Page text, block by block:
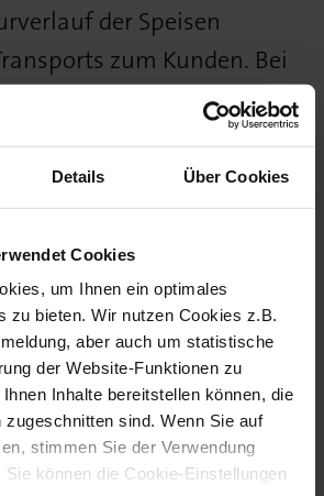
Details Über Cookies
Cookies
um Ihnen ein optimales
zu bieten. Wir nutzen Cookies z.B.
aber auch um statistische
der Website-Funktionen zu
Inhalte bereitstellen können, die
sind. Wenn Sie auf
stimmen Sie der Verwendung
können die Cookie-Einstellungen
der Speisen
zum Kunden. Bei
kann der Anwender somit
Dabei kann das System
eingerichtet
Daten sind bis
einheitlich und
verfügbar sowie bei
abrufbar. Eine
entfällt also.
finden Sie hier.